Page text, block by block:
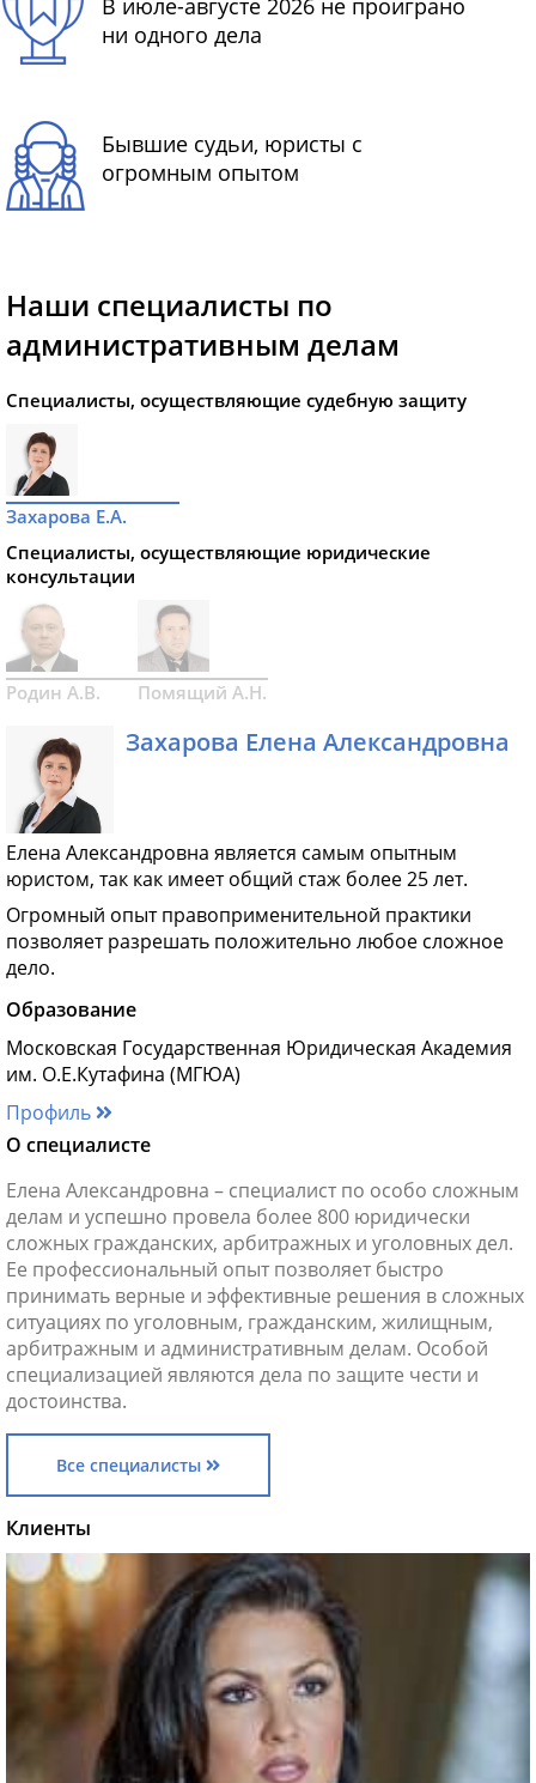
В июле-августе 2026 не проиграно
ни одного дела
Бывшие судьи, юристы с
огромным опытом
Наши специалисты по
административным делам
Специалисты, осуществляющие судебную защиту
Захарова Е.А.
Специалисты, осуществляющие юридические
консультации
Родин А.В. Помящий А.Н.
Захарова Елена Александровна
Елена Александровна является самым опытным
юристом, так как имеет общий стаж более 25 лет.
Огромный опыт правоприменительной практики
позволяет разрешать положительно любое сложное
дело.
Образование
Московская Государственная Юридическая Академия
им. О.Е.Кутафина (МГЮА)
Профиль
О специалисте
Елена Александровна – специалист по особо сложным
делам и успешно провела более 800 юридически
сложных гражданских, арбитражных и уголовных дел.
Ее профессиональный опыт позволяет быстро
принимать верные и эффективные решения в сложных
ситуациях по уголовным, гражданским, жилищным,
арбитражным и административным делам. Особой
специализацией являются дела по защите чести и
достоинства.
Все специалисты
Клиенты